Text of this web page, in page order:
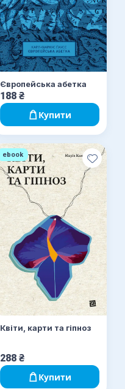
Європейська абетка
188 ₴
Купити
ebook
Квіти, карти та гіпноз
288 ₴
Купити